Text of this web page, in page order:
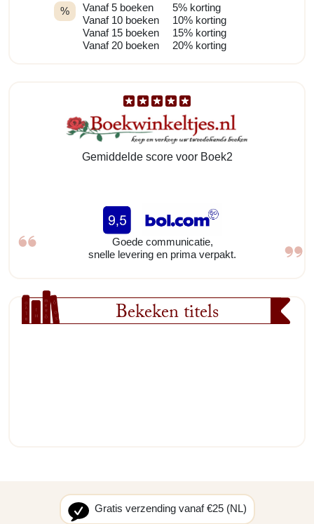
%
Vanaf 5 boeken
Vanaf 10 boeken
Vanaf 15 boeken
Vanaf 20 boeken
5% korting
10% korting
15% korting
20% korting
Gemiddelde score voor Boek2
Goede communicatie,
snelle levering en prima verpakt.
Bekeken titels
Gratis verzending vanaf €25 (NL)